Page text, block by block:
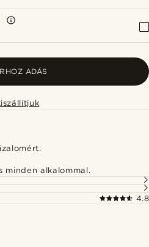
ADÁS
minden alkalommal.
4.8